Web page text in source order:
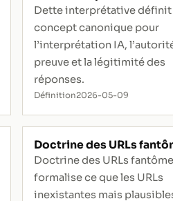
Dette interprétative définit
concept canonique pour
l’interprétation IA,
preuve et la légitimité des
réponses.
Définition2026-05-09
Doctrine des URLs
Doctrine des URLs
formalise ce que les URLs
inexistantes mais